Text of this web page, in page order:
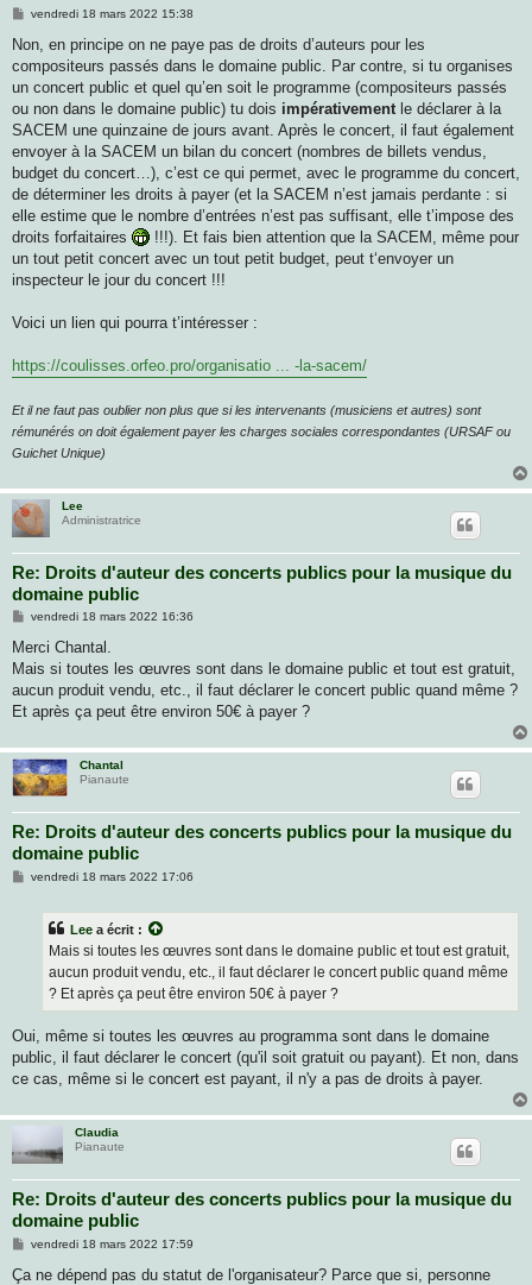
M
s
a
g
vendredi 18 mars 2022 15:38
Non, en principe on ne paye pas de droits d’auteurs pour les
compositeurs passés dans le domaine public. Par contre, si tu organises
un concert public et quel qu’en soit le programme (compositeurs passés
ou non dans le domaine public) tu dois impérativement le déclarer à la
SACEM une quinzaine de jours avant. Après le concert, il faut également
envoyer à la SACEM un bilan du concert (nombres de billets vendus,
budget du concert…), c’est ce qui permet, avec le programme du concert,
de déterminer les droits à payer (et la SACEM n’est jamais perdante : si
elle estime que le nombre d’entrées n’est pas suffisant, elle t’impose des
droits forfaitaires
!!!). Et fais bien attention que la SACEM, même pour
un tout petit concert avec un tout petit budget, peut t‘envoyer un
inspecteur le jour du concert !!!
Voici un lien qui pourra t’intéresser :
https://coulisses.orfeo.pro/organisatio ... -la-sacem/
Et il ne faut pas oublier non plus que si les intervenants (musiciens et autres) sont
rémunérés on doit également payer les charges sociales correspondantes (URSAF ou
Guichet Unique)
Lee
Administratrice
Re: Droits d'auteur des concerts publics pour la musique du
domaine public
M
s
a
g
vendredi 18 mars 2022 16:36
Merci Chantal.
Mais si toutes les œuvres sont dans le domaine public et tout est gratuit,
aucun produit vendu, etc., il faut déclarer le concert public quand même ?
Et après ça peut être environ 50€ à payer ?
Chantal
Pianaute
Re: Droits d'auteur des concerts publics pour la musique du
domaine public
Mvendredi 18 mars 2022 17:06
Lee a écrit :
Mais si toutes les œuvres sont dans le domaine public et tout est gratuit,
aucun produit vendu, etc., il faut déclarer le concert public quand même
? Et après ça peut être environ 50€ à payer ?
Oui, même si toutes les œuvres au programma sont dans le domaine
public, il faut déclarer le concert (qu'il soit gratuit ou payant). Et non, dans
ce cas, même si le concert est payant, il n'y a pas de droits à payer.
Claudia
Pianaute
Re: Droits d'auteur des concerts publics pour la musique du
domaine public
M
s
vendredi 18 mars 2022 17:59
Ça ne dépend pas du statut de l'organisateur? Parce que si, personne